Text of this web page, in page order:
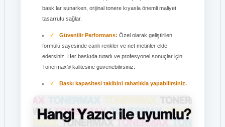
baskılar sunarken, orijinal tonere kıyasla önemli maliyet
tasarrufu sağlar.
Güvenilir Performans: Özel olarak geliştirilen
formülü sayesinde canlı renkler ve net metinler elde
edersiniz. Her baskıda tutarlı ve profesyonel sonuçlar için
Tonermax® kalitesine güvenebilirsiniz.
Baskı kapasitesi takibini rahatlıkla yapabilirsiniz.